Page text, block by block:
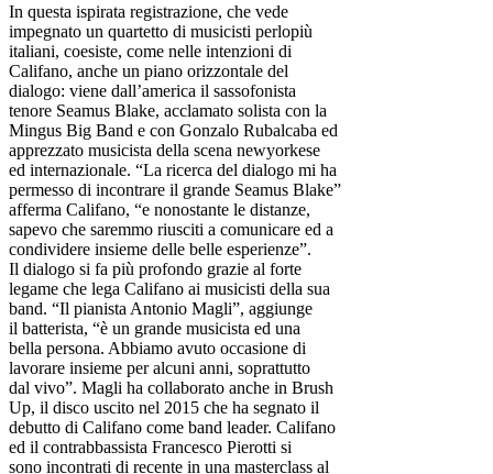
In questa ispirata registrazione, che vede
impegnato un quartetto di musicisti perlopiù
italiani, coesiste, come nelle intenzioni di
Califano, anche un piano orizzontale del
dialogo: viene dall’america il sassofonista
tenore Seamus Blake, acclamato solista con la
Mingus Big Band e con Gonzalo Rubalcaba ed
apprezzato musicista della scena newyorkese
ed internazionale. “La ricerca del dialogo mi ha
permesso di incontrare il grande Seamus Blake”
afferma Califano, “e nonostante le distanze,
sapevo che saremmo riusciti a comunicare ed a
condividere insieme delle belle esperienze”.
Il dialogo si fa più profondo grazie al forte
legame che lega Califano ai musicisti della sua
band. “Il pianista Antonio Magli”, aggiunge
il batterista, “è un grande musicista ed una
bella persona. Abbiamo avuto occasione di
lavorare insieme per alcuni anni, soprattutto
dal vivo”. Magli ha collaborato anche in Brush
Up, il disco uscito nel 2015 che ha segnato il
debutto di Califano come band leader. Califano
ed il contrabbassista Francesco Pierotti si
sono incontrati di recente in una masterclass al